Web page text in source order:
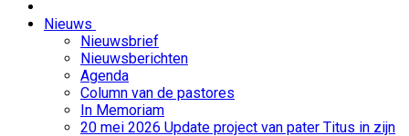
Nieuws
Nieuwsbrief
Nieuwsberichten
Agenda
Column van de pastores
In Memoriam
20 mei 2026 Update project van pater Titus in zijn